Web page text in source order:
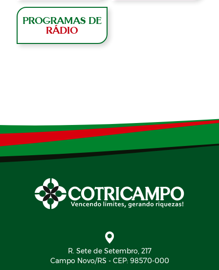
PROGRAMAS DE
RÁDIO
R. Sete de Setembro, 217
Campo Novo/RS - CEP: 98570-000